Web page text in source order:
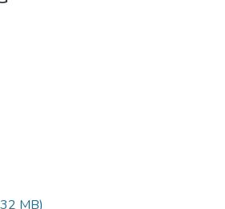
MB)